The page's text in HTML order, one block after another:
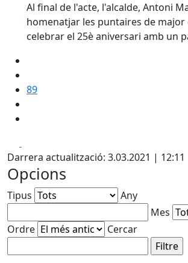
Al final de l'acte, l'alcalde, Antoni
homenatjar les puntaires de major
celebrar el 25è aniversari amb un
89
Darrera actualització: 3.03.2021 | 12:11
Opcions
Tipus
Any
Mes
Ordre
Cercar